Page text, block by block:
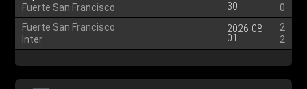
Fuerte San Francisco
30
0
Fuerte San Francisco
Inter
2026-08-
01
2
2